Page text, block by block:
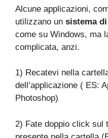
Alcune applicazioni,
utilizzano un sistema
come su Windows, ma
complicata, anzi.
1) Recatevi nella
dell’applicazione ( ES:
Photoshop)
2) Fate doppio click sul